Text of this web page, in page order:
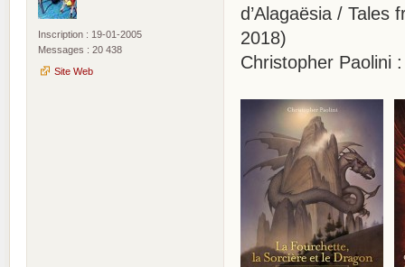
Inscription : 19-01-2005
Messages : 20 438
Site Web
d’Alagaësia / Tales
2018)
Christopher Paolini